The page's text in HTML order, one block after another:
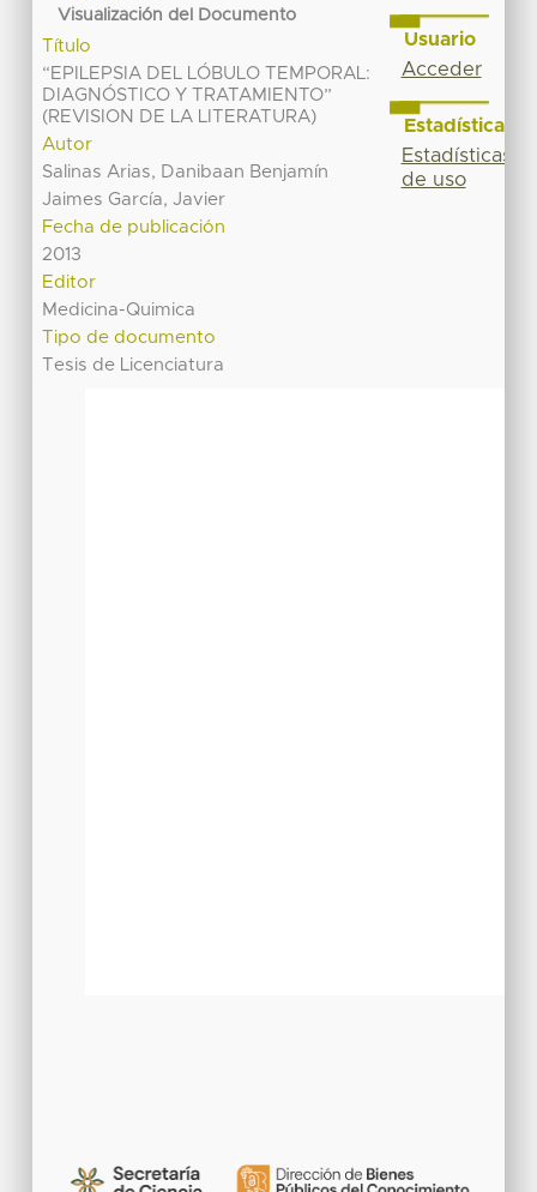
Visualización del Documento
Título
“EPILEPSIA DEL LÓBULO TEMPORAL:
DIAGNÓSTICO Y TRATAMIENTO”
(REVISION DE LA LITERATURA)
Autor
Salinas Arias, Danibaan Benjamín
Jaimes García, Javier
Fecha de publicación
2013
Editor
Medicina-Quimica
Tipo de documento
Tesis de Licenciatura
Usuario
Acceder
Estadísticas
Estadísticas
de uso